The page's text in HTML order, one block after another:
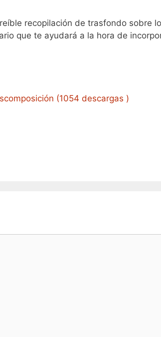
recopilación de trasfondo sobre
que te ayudará a la hora de
(1054 descargas )